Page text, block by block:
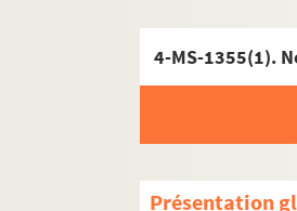
4-MS-1355(1).
Présentation